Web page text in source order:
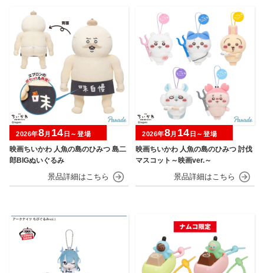
映画ちいかわ 人魚の島のひみつ 島二
郎BIGぬいぐるみ
2026年8月 14 日～登場
映画ちいかわ 人魚の島のひみつ 討伐
マスコット～映画ver.～
2026年8月 14 日～登場